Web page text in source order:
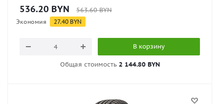
536.20 BYN 563.60BYN
Экономия 27.40 BYN
В корзину
Общая стоимость 2 144.80 BYN